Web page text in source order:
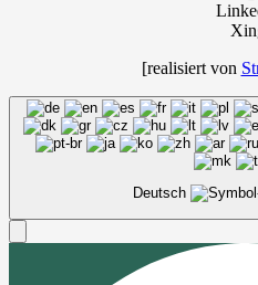
[rea­li­siert von
Deutsch